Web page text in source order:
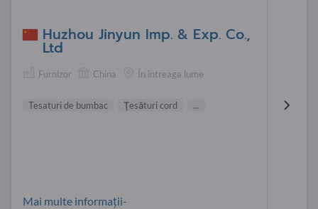
Huzhou Jinyun Imp. & Exp. Co.,
Ltd
Furnizor China În întreaga lume
Tesaturi de bumbac Ţesături cord ...
Mai multe informații-